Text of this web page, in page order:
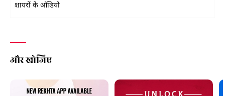
शायरों के ऑडियो
और खोजिए